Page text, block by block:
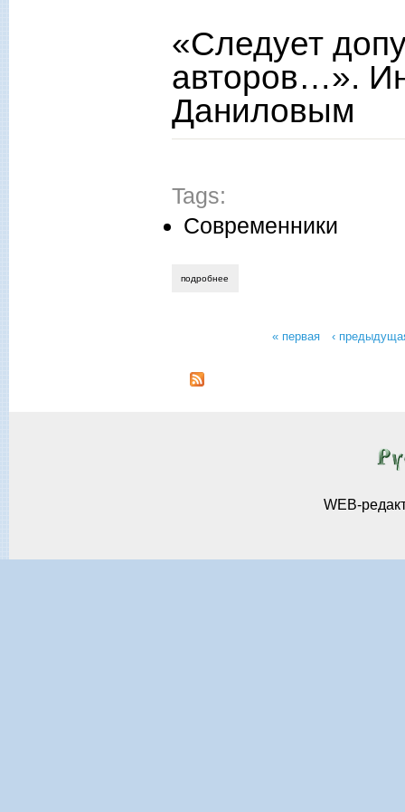
«Следует
авторов…».
Даниловым
Tags:
Современники
подробнее
« первая ‹
WEB-